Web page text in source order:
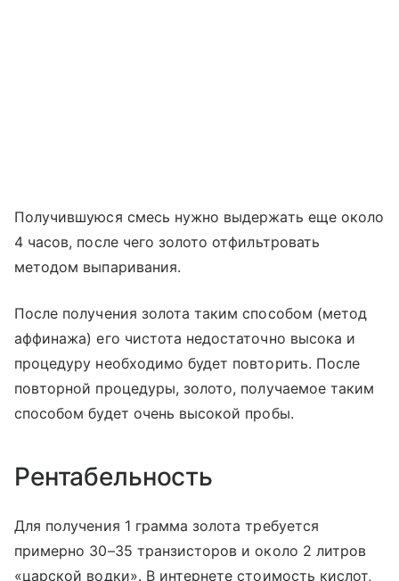
Получившуюся смесь нужно выдержать еще около
4 часов, после чего золото отфильтровать
методом выпаривания.
После получения золота таким способом (метод
аффинажа) его чистота недостаточно высока и
процедуру необходимо будет повторить. После
повторной процедуры, золото, получаемое таким
способом будет очень высокой пробы.
Рентабельность
Для получения 1 грамма золота требуется
примерно 30–35 транзисторов и около 2 литров
«царской водки». В интернете стоимость кислот,